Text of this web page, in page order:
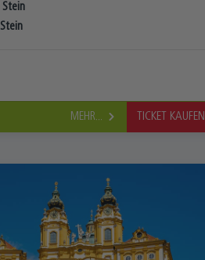
Stein
Stein
MEHR... TICKET